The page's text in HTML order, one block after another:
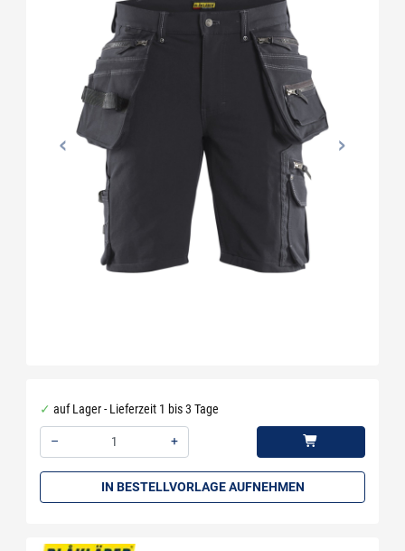
auf Lager - Lieferzeit 1 bis 3 Tage
–
+
IN BESTELLVORLAGE AUFNEHMEN